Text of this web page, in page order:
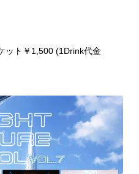
ット￥1,500 (1Drink代金